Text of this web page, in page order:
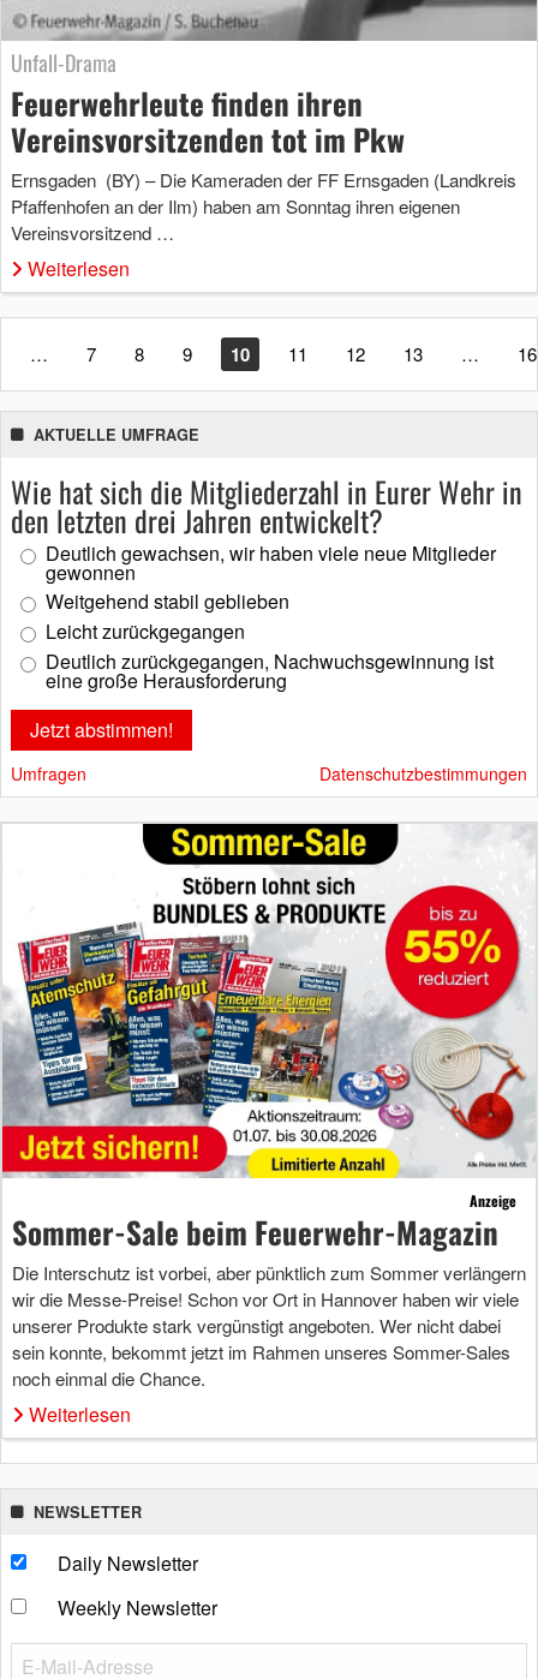
Unfall-Drama
Feuerwehrleute finden ihren
Vereinsvorsitzenden tot im Pkw
Ernsgaden (BY) – Die Kameraden der FF Ernsgaden (Landkreis
Pfaffenhofen an der Ilm) haben am Sonntag ihren eigenen
Vereinsvorsitzend …
Weiterlesen
… 7 8 9 10 11 12 13 … 16
AKTUELLE UMFRAGE
Wie hat sich die Mitgliederzahl in Eurer Wehr in
den letzten drei Jahren entwickelt?
Deutlich gewachsen, wir haben viele neue Mitglieder
gewonnen
Weitgehend stabil geblieben
Leicht zurückgegangen
Deutlich zurückgegangen, Nachwuchsgewinnung ist
eine große Herausforderung
Umfragen Datenschutzbestimmungen
Anzeige
Sommer-Sale beim Feuerwehr-Magazin
Die Interschutz ist vorbei, aber pünktlich zum Sommer verlängern
wir die Messe-Preise! Schon vor Ort in Hannover haben wir viele
unserer Produkte stark vergünstigt angeboten. Wer nicht dabei
sein konnte, bekommt jetzt im Rahmen unseres Sommer-Sales
noch einmal die Chance.
Weiterlesen
NEWSLETTER
Daily Newsletter
Weekly Newsletter